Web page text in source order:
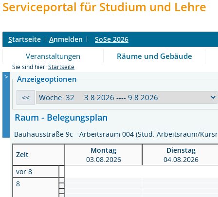
Serviceportal für Studium und Lehre
Startseite Anmelden SoSe 2026
Veranstaltungen Räume und Gebäude
Sie sind hier: Startseite
> Anzeigeoptionen
Raum - Belegungsplan
Bauhausstraße 9c - Arbeitsraum 004 (Stud. Arbeitsraum/
Zeit
Montag
03.08.2026
Dienstag
04.08.2026
vor 8
8